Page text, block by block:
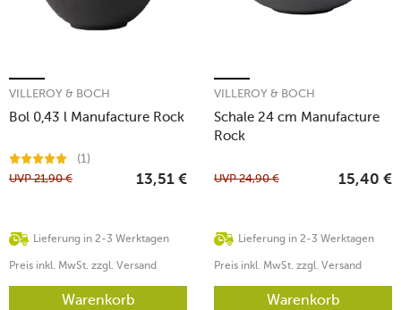
Bol 0,43 l Manufacture Rock
VILLEROY & BOCH
(1)
Lieferung in 2-3 Werktagen
UVP21,90 € 13,51 €
Preis inkl. MwSt. zzgl. Versand
Warenkorb
Schale 24 cm Manufacture
Rock
VILLEROY & BOCH
Lieferung in 2-3 Werktagen
UVP24,90 € 15,40 €
Preis inkl. MwSt. zzgl. Versand
Warenkorb